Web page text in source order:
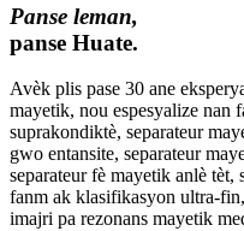
Panse leman,
panse Huate.
Avèk plis pase 30 ane
mayetik, nou espesyalize nan
suprakondiktè, separateur
gwo entansite, separateur
separateur fè mayetik anlè tèt,
fanm ak klasifikasyon ultra-
imajri pa rezonans mayetik